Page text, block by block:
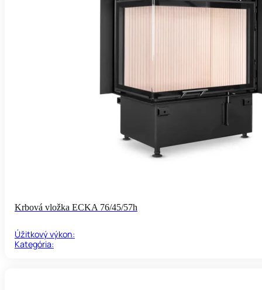
Krbová vložka ECKA 76/45/57h
Úžitkový výkon:
Kategória: